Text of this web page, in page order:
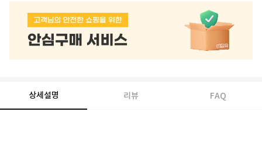
상세설명 리뷰 FAQ